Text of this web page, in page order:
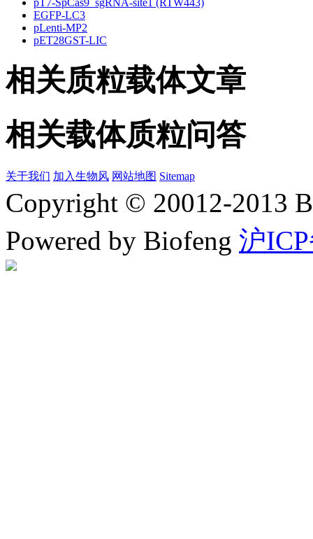
EGFP-LC3
pLenti-MP2
pET28GST-LIC
相关质粒载体文章
相关载体质粒问答
关于我们 加入生物风 网站地图 Sitemap
Copyright © 20012-2013
Powered by Biofeng 沪